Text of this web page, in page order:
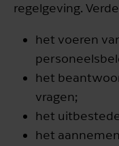
regelgeving.
het voeren
het
vragen;
het
het